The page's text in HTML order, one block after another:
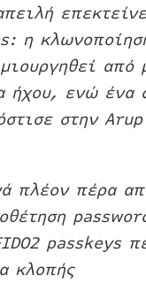
η
από
ήχου, ενώ ένα
στην
πλέον πέρα
passkeys
κλοπής